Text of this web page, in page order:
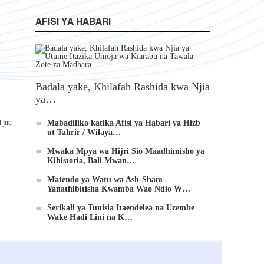
juu
AFISI YA HABARI
Badala yake, Khilafah Rashida kwa Njia
ya…
Mabadiliko katika Afisi ya Habari ya Hizb
ut Tahrir / Wilaya…
Mwaka Mpya wa Hijri Sio Maadhimisho ya
Kihistoria, Bali Mwan…
Matendo ya Watu wa Ash-Sham
Yanathibitisha Kwamba Wao Ndio W…
Serikali ya Tunisia Itaendelea na Uzembe
Wake Hadi Lini na K…